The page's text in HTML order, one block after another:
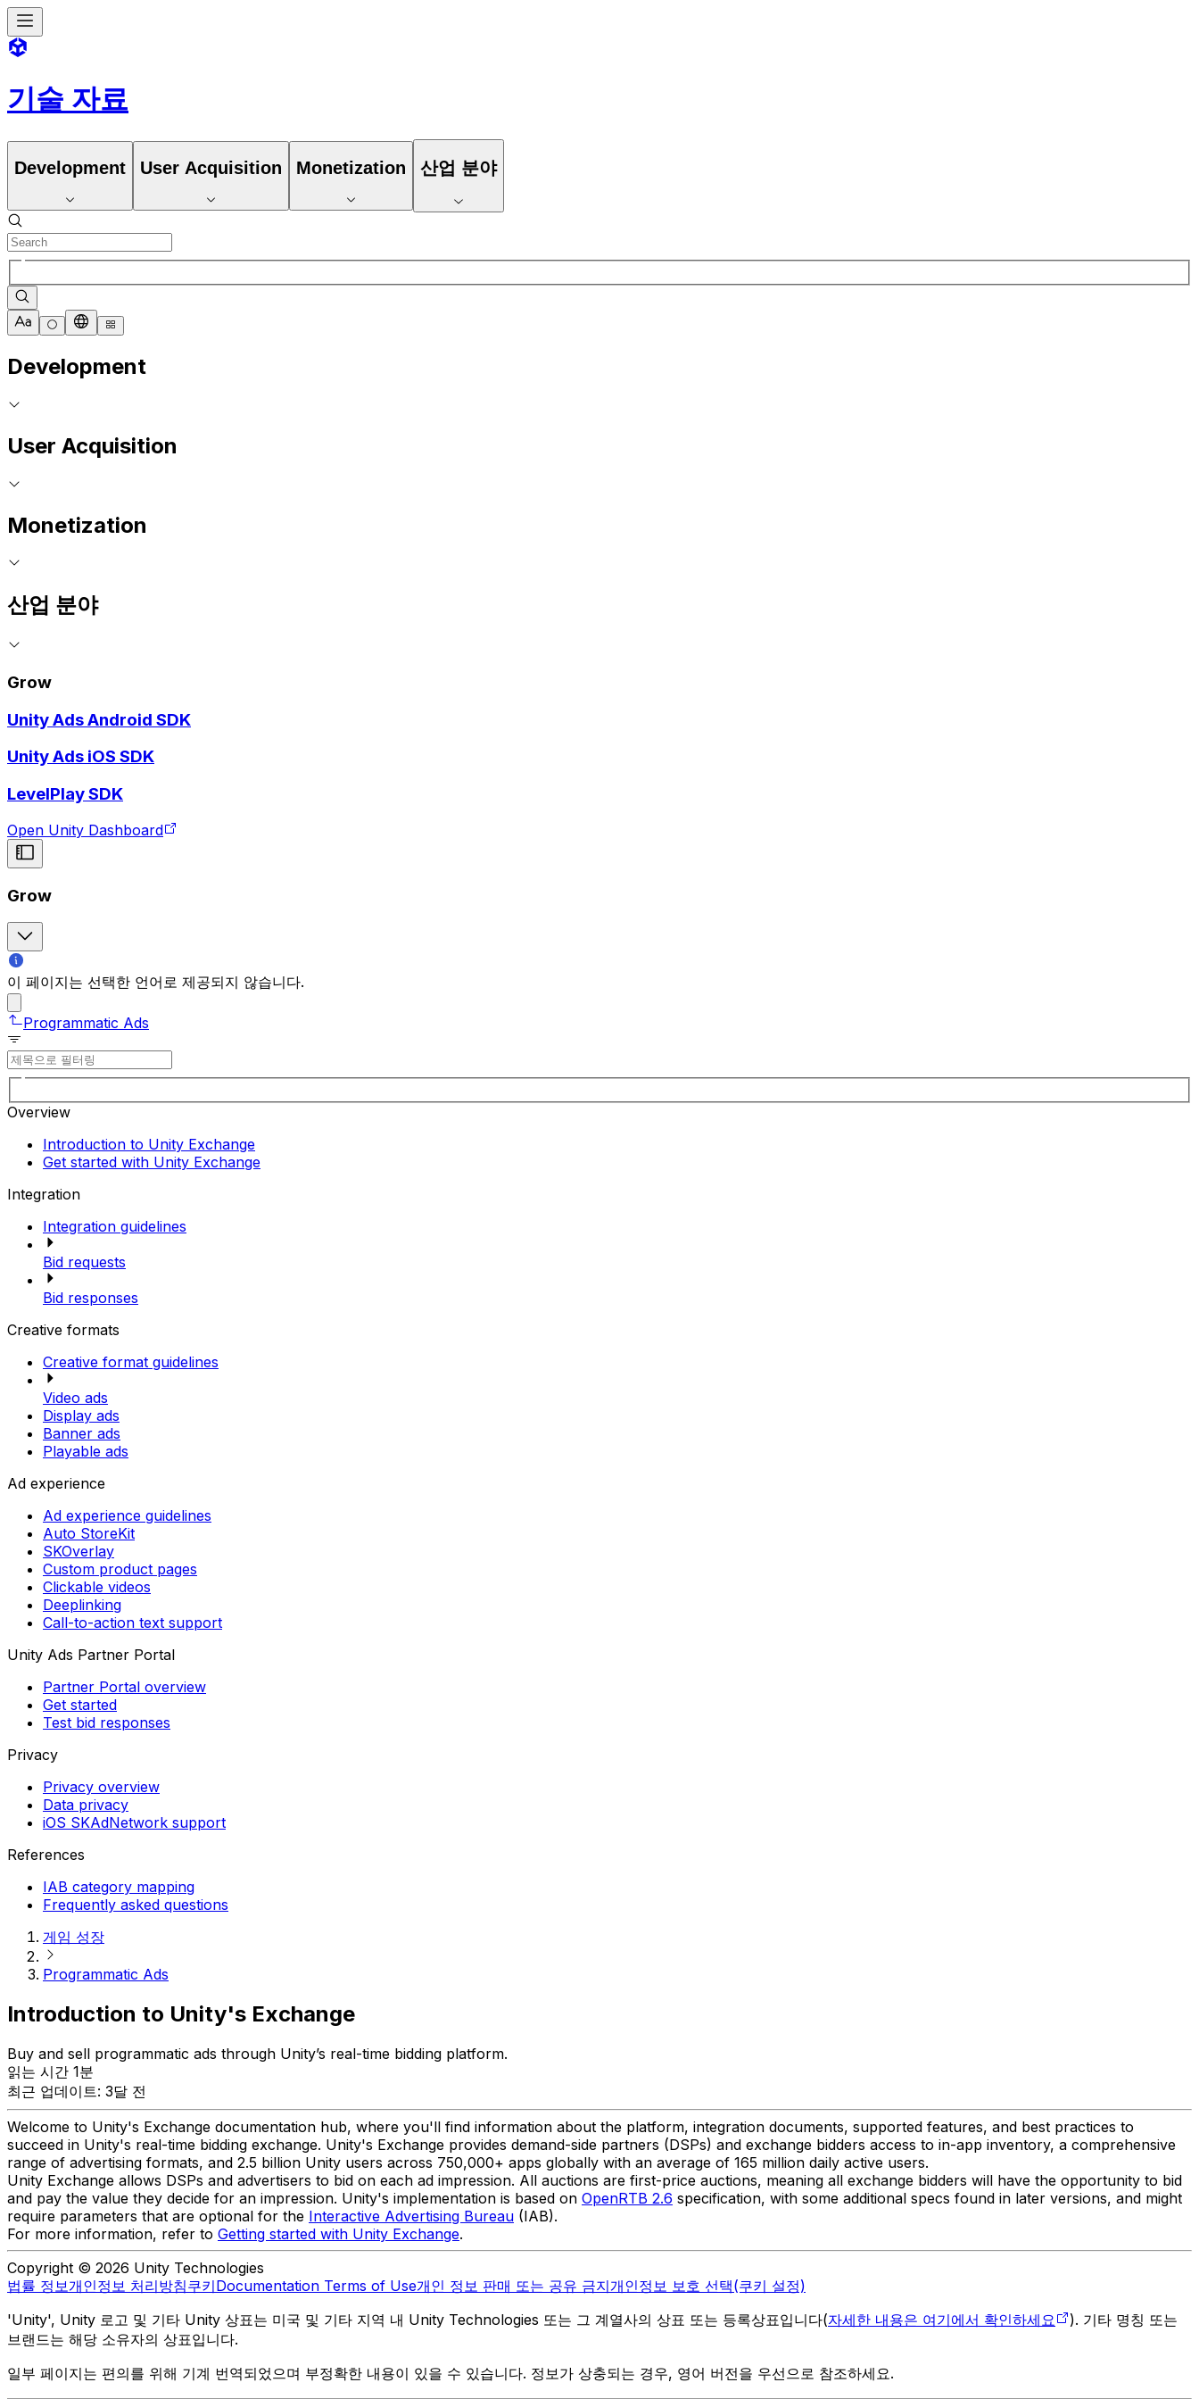
기술 자료
Development User Acquisition Monetization 산업 분야
Development
User Acquisition
Monetization
산업 분야
Grow
Unity Ads Android SDK
Unity Ads iOS SDK
LevelPlay SDK
Open Unity Dashboard
Grow
이 페이지는 선택한 언어로 제공되지 않습니다.
Programmatic Ads
Overview
Introduction to Unity Exchange
Get started with Unity Exchange
Integration
Integration guidelines
Bid requests
Bid responses
Creative formats
Creative format guidelines
Video ads
Display ads
Banner ads
Playable ads
Ad experience
Ad experience guidelines
Auto StoreKit
SKOverlay
Custom product pages
Clickable videos
Deeplinking
Call-to-action text support
Unity Ads Partner Portal
Partner Portal overview
Get started
Test bid responses
Privacy
Privacy overview
Data privacy
iOS SKAdNetwork support
References
IAB category mapping
Frequently asked questions
게임 성장
Programmatic Ads
Introduction to Unity's Exchange
Buy and sell programmatic ads through Unity’s real-time bidding platform.
읽는 시간 1분
최근 업데이트: 3달 전
Welcome to Unity's Exchange documentation hub, where you'll find information about the platform, integration documents, supported features, and best practices to
succeed in Unity's real-time bidding exchange. Unity's Exchange provides demand-side partners (DSPs) and exchange bidders access to in-app inventory, a comprehensive
range of advertising formats, and 2.5 billion Unity users across 750,000+ apps globally with an average of 165 million daily active users.
Unity Exchange allows DSPs and advertisers to bid on each ad impression. All auctions are first-price auctions, meaning all exchange bidders will have the opportunity to bid
and pay the value they decide for an impression. Unity's implementation is based on OpenRTB 2.6 specification, with some additional specs found in later versions, and might
require parameters that are optional for the Interactive Advertising Bureau (IAB).
For more information, refer to Getting started with Unity Exchange.
Copyright © 2026 Unity Technologies
법률 정보개인정보 처리방침쿠키Documentation Terms of Use개인 정보 판매 또는 공유 금지개인정보 보호 선택(쿠키 설정)
'Unity', Unity 로고 및 기타 Unity 상표는 미국 및 기타 지역 내 Unity Technologies 또는 그 계열사의 상표 또는 등록상표입니다(자세한 내용은 여기에서 확인하세요
). 기타 명칭 또는
브랜드는 해당 소유자의 상표입니다.
일부 페이지는 편의를 위해 기계 번역되었으며 부정확한 내용이 있을 수 있습니다. 정보가 상충되는 경우, 영어 버전을 우선으로 참조하세요.